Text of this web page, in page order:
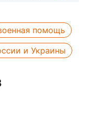
помощь
и Украины